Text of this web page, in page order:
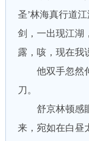
圣’林海真行道
剑，一出现江湖
露，咳，现在
他双手忽然伸
刀。
舒京林顿感眼
来，宛如在白昼